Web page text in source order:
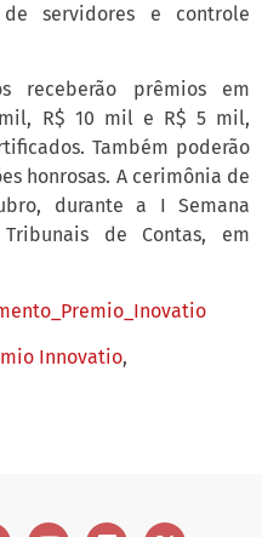
de servidores e controle
receberão prêmios em
R$ 10 mil e R$ 5 mil,
Também poderão
honrosas. A cerimônia de
durante a I Semana
de Contas, em
Innovatio,